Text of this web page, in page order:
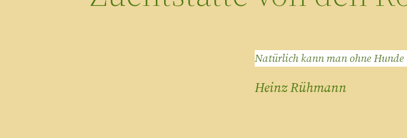
Natürlich kann man ohne Hunde
Heinz Rühmann